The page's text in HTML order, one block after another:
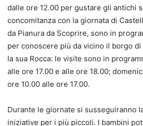
dalle ore 12.00 per gustare gli antichi
concomitanza con la giornata di
da Pianura da Scoprire, sono in
per conoscere più da vicino il borgo
la sua Rocca: le visite sono in
alle ore 17.00 e alle ore 18.00;
ore 10.00 alle ore 17.00.
Durante le giornate si susseguiranno
iniziative per i più piccoli. I bambini